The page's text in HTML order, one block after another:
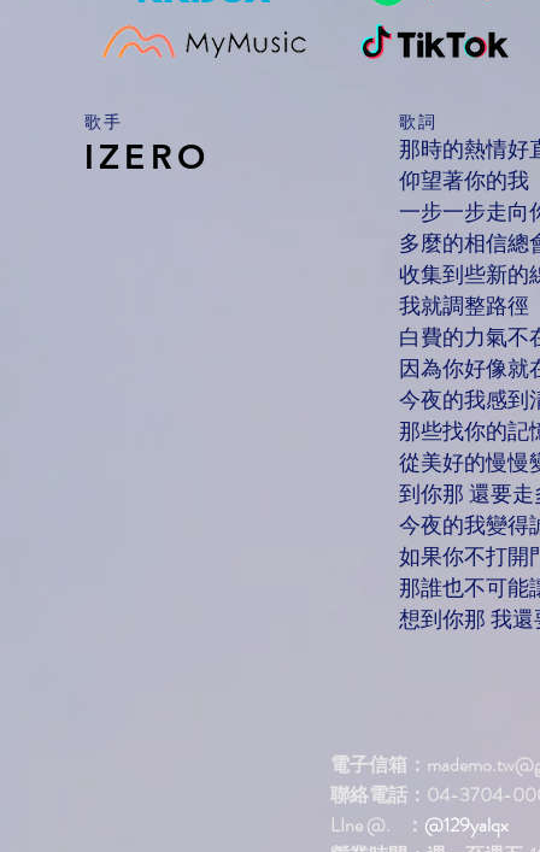
​歌手
IZERO
歌詞
那時的熱情好
仰望著你的我
一步一步走向
多麼的相信總
收集到些新的
我就調整路徑
白費的力氣不
因為你好像就
今夜的我感到
那些找你的記
從美好的慢慢
到你那 還要
今夜的我變得
如果你不打開
那誰也不可能
想到你那 我
電子信箱：
聯絡電話：04-3704-
LIne @. ： @129yalqx